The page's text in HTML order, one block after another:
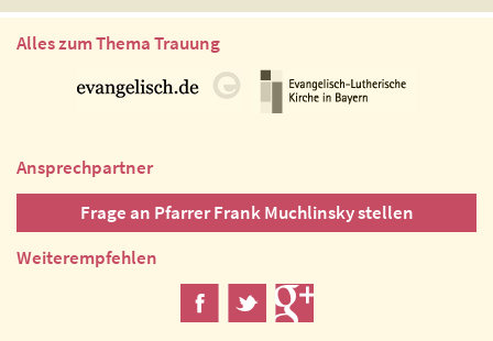
Alles zum Thema Trauung
Ansprechpartner
Frage an Pfarrer Frank Muchlinsky stellen
Weiterempfehlen